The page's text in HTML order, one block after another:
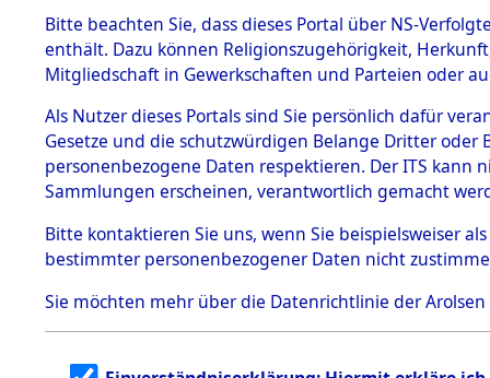
BESTÄNDE
1.
mente
5. Verschiedenes
5.3
Todesmärsche
5.3.1 Alliierte
Erhebungen
zu
Todesmärsch
en
5.3.2
Identifizierun
UNRRA
Band II:
Juli 1946
Bitte beachten Sie, dass dieses Portal über NS-
enthält. Dazu können Religionszugehörigkeit,
Mitgliedschaft in Gewerkschaften und Parteien oder
Als Nutzer dieses Portals sind Sie persönlich dafür
Gesetze und die schutzwürdigen Belange Dritter
personenbezogene Daten respektieren. Der ITS
Sammlungen erscheinen, verantwortlich gemacht
Bitte kontaktieren Sie uns, wenn Sie beispielsweiser
bestimmter personenbezogener Daten nicht
Sie möchten mehr über die Datenrichtlinie der Arolsen